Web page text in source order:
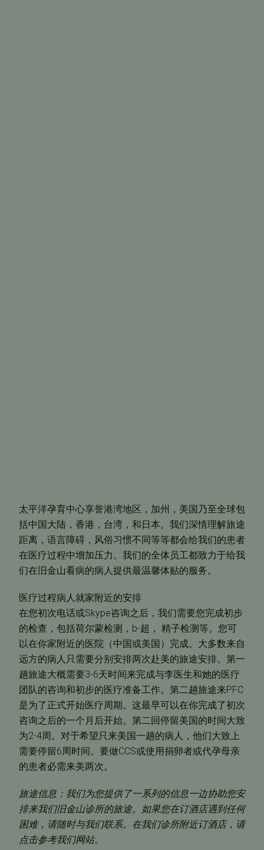
太平洋孕育中心享誉港湾地区，加州，美国乃至全球包
括中国大陆，香港，台湾，和日本。我们深情理解旅途
距离，语言障碍，风俗习惯不同等等都会给我们的患者
在医疗过程中增加压力。我们的全体员工都致力于给我
们在旧金山看病的病人提供最温馨体贴的服务。
医疗过程病人就家附近的安排
在您初次电话或Skype咨询之后，我们需要您完成初步
的检查，包括荷尔蒙检测，b-超， 精子检测等。您可
以在你家附近的医院（中国或美国）完成。大多数来自
远方的病人只需要分别安排两次赴美的旅途安排。第一
趟旅途大概需要3-6天时间来完成与李医生和她的医疗
团队的咨询和初步的医疗准备工作。第二趟旅途来PFC
是为了正式开始医疗周期。这最早可以在你完成了初次
咨询之后的一个月后开始。第二回停留美国的时间大致
为2-4周。对于希望只来美国一趟的病人，他们大致上
需要停留6周时间。要做CCS或使用捐卵者或代孕母亲
的患者必需来美两次。
旅途信息： 我们为您提供了一系列的信息一边协助您安
排来我们旧金山诊所的旅途。如果您在订酒店遇到任何
困难，请随时与我们联系。在我们诊所附近订酒店，请
点击参考我们网站。